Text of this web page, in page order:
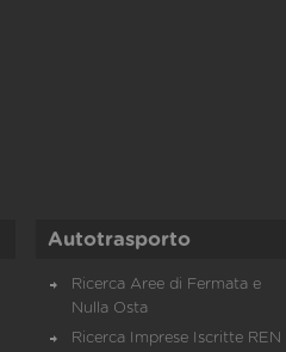
Autotrasporto
Ricerca Aree di Fermata e
Nulla Osta
Ricerca Imprese Iscritte REN